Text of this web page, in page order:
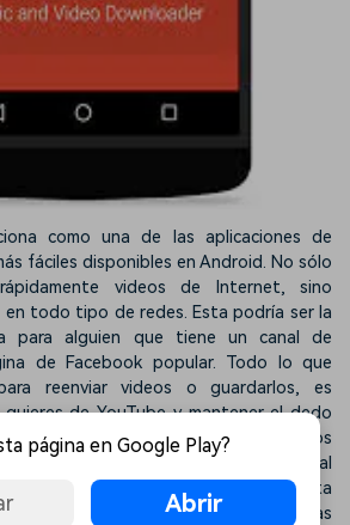
como una de las aplicaciones de
fáciles disponibles en Android. No sólo
videos de Internet, sino
en todo tipo de redes. Esta podría ser la
para alguien que tiene un canal de
de Facebook popular. Todo lo que
reenviar videos o guardarlos, es
de YouTube y mantener el dedo
la función de descarga. Todos los
aparecerán en un gestor de archivos al
El único inconveniente de esta
bien cuando pausas y reanudas
página en Google Play?
Abrir